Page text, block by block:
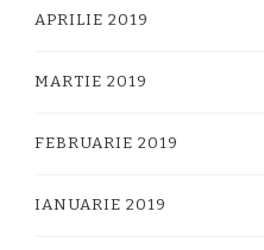
APRILIE 2019
MARTIE 2019
FEBRUARIE 2019
IANUARIE 2019